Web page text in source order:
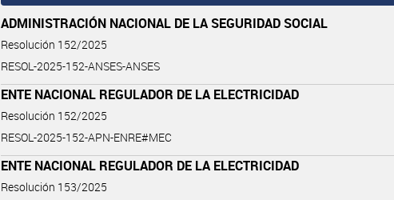
ADMINISTRACIÓN NACIONAL DE LA SEGURIDAD SOCIAL
Resolución 152/2025
RESOL-2025-152-ANSES-ANSES
ENTE NACIONAL REGULADOR DE LA ELECTRICIDAD
Resolución 152/2025
RESOL-2025-152-APN-ENRE#MEC
ENTE NACIONAL REGULADOR DE LA ELECTRICIDAD
Resolución 153/2025